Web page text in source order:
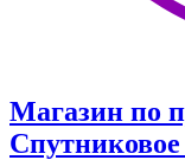
Магазин по
Спутниковое